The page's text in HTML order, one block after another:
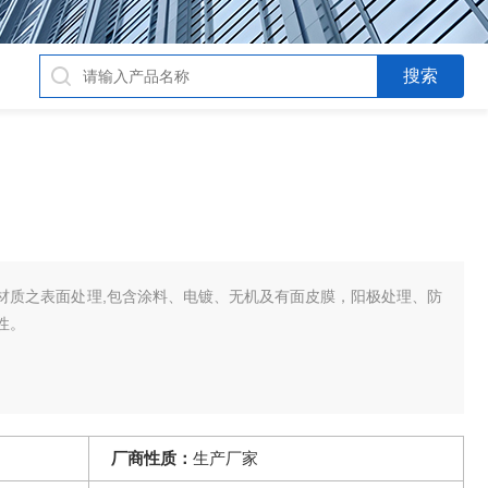
质之表面处理,包含涂料、电镀、无机及有面皮膜，阳极处理、防
厂商性质： 生产厂家